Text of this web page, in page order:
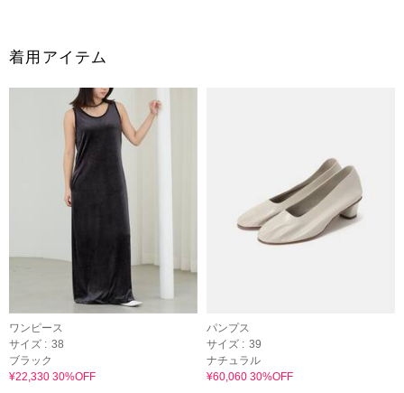
着用アイテム
ワンピース
サイズ : 38
ブラック
¥22,330 30%OFF
パンプス
サイズ : 39
ナチュラル
¥60,060 30%OFF